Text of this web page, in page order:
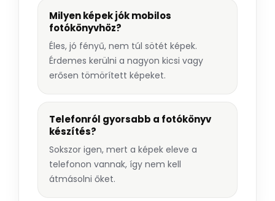
Milyen képek jók mobilos
fotókönyvhöz?
Éles, jó fényű, nem túl sötét képek.
Érdemes kerülni a nagyon kicsi vagy
erősen tömörített képeket.
Telefonról gyorsabb a fotókönyv
készítés?
Sokszor igen, mert a képek eleve a
telefonon vannak, így nem kell
átmásolni őket.